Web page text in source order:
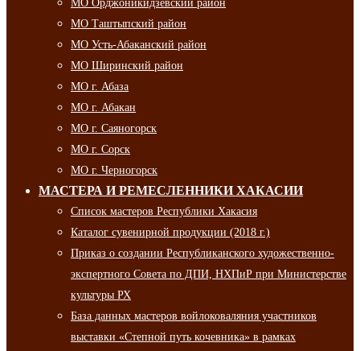
МО Орджоникидзевский район
МО Таштыпский район
МО Усть-Абаканский район
МО Ширинский район
МО г. Абаза
МО г. Абакан
МО г. Саяногорск
МО г. Сорск
МО г. Черногорск
МАСТЕРА И РЕМЕСЛЕННИКИ ХАКАСИИ
Список мастеров Республики Хакасия
Каталог сувенирной продукции (2018 г.)
Приказ о создании Республиканского художественно-
экспертного Совета по ДПИ, НХПиР при Министерстве
культуры РХ
База данных мастеров войлоковаляния участников
выставки «Степной путь кочевника» в рамках